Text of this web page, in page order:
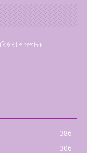
ও সম্পাদক
386
306